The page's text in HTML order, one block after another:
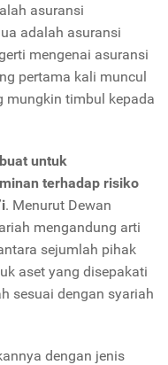
asuransi
adalah asuransi
mengenai asuransi
pertama kali muncul
mungkin timbul kepada
untuk
terhadap risiko
. Menurut Dewan
mengandung arti
sejumlah pihak
aset yang disepakati
sesuai dengan syariah
dengan jenis